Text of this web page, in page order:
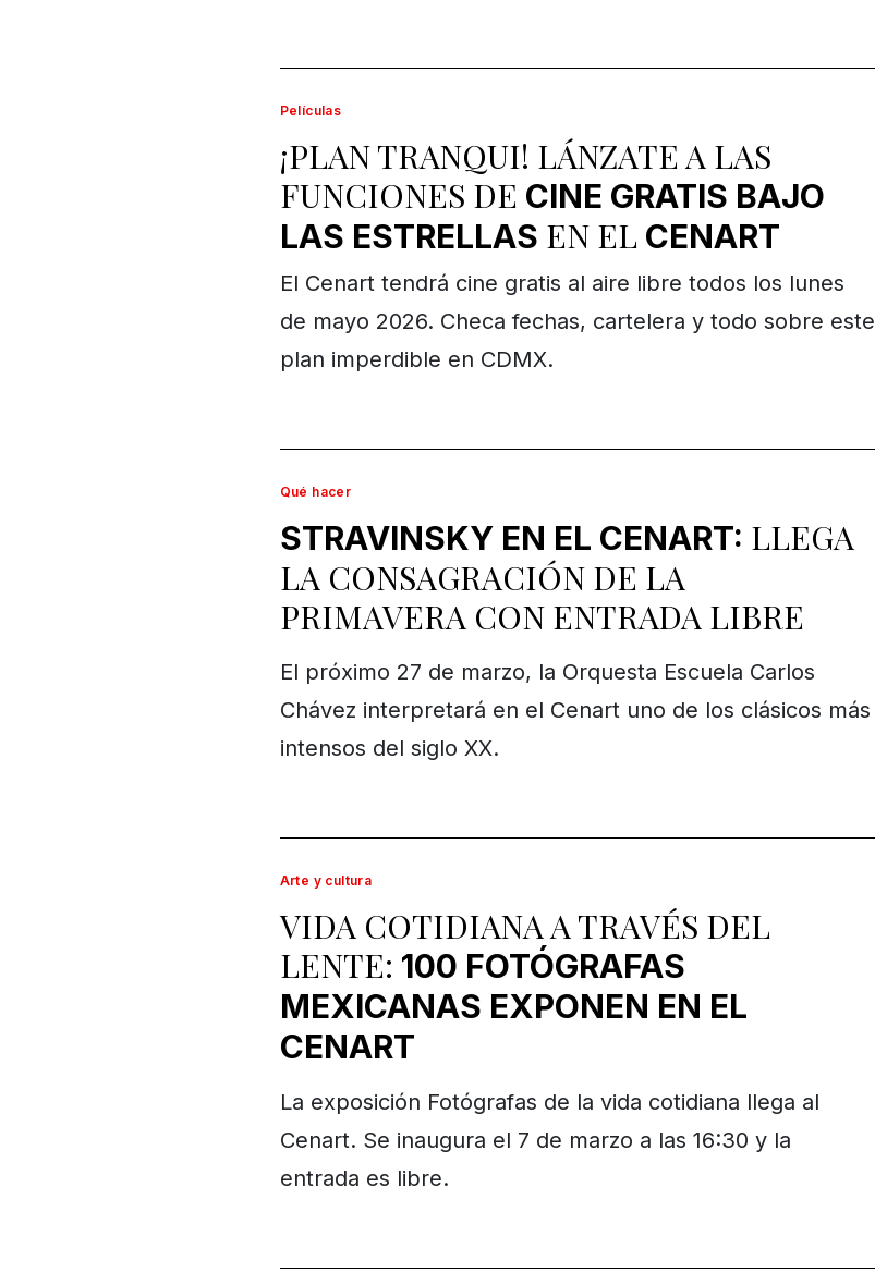
Películas
¡PLAN TRANQUI! LÁNZATE A LAS
FUNCIONES DE CINE GRATIS BAJO
LAS ESTRELLAS EN EL CENART
El Cenart tendrá cine gratis al aire libre todos los lunes
de mayo 2026. Checa fechas, cartelera y todo sobre este
plan imperdible en CDMX.
Qué hacer
STRAVINSKY EN EL CENART: LLEGA
LA CONSAGRACIÓN DE LA
PRIMAVERA CON ENTRADA LIBRE
El próximo 27 de marzo, la Orquesta Escuela Carlos
Chávez interpretará en el Cenart uno de los clásicos más
intensos del siglo XX.
Arte y cultura
VIDA COTIDIANA A TRAVÉS DEL
LENTE: 100 FOTÓGRAFAS
MEXICANAS EXPONEN EN EL
CENART
La exposición Fotógrafas de la vida cotidiana llega al
Cenart. Se inaugura el 7 de marzo a las 16:30 y la
entrada es libre.